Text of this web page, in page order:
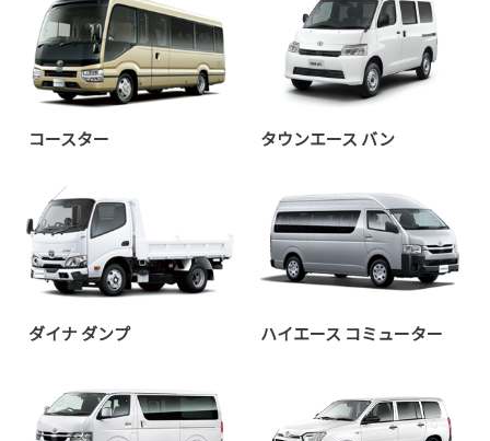
コースター タウンエース バン
ダイナ ダンプ ハイエース コミューター